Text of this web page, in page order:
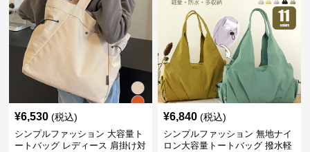
¥6,530 (税込)
シンプルファッション 大容量ト
ートバッグ レディース 肩掛け対
¥6,840 (税込)
シンプルファッション 無地ナイ
ロン大容量トートバッグ 撥水軽